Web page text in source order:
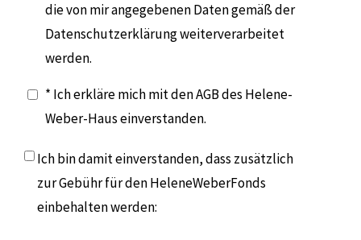
die von mir angegebenen Daten gemäß der
Datenschutzerklärung weiterverarbeitet
werden.
* Ich erkläre mich mit den AGB des Helene-
Weber-Haus einverstanden.
Ich bin damit einverstanden, dass zusätzlich
zur Gebühr für den HeleneWeberFonds
einbehalten werden: